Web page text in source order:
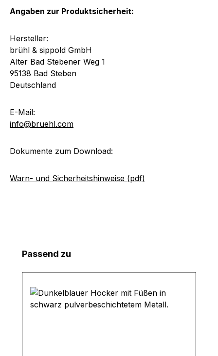
Angaben zur Produktsicherheit:
Hersteller:
brühl & sippold GmbH
Alter Bad Stebener Weg 1
95138 Bad Steben
Deutschland
E-Mail:
info@bruehl.com
Dokumente zum Download:
Warn- und Sicherheitshinweise (pdf)
Produktgalerie überspringen
Passend zu